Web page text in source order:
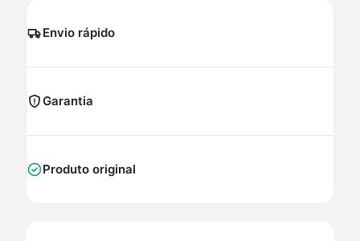
Envio rápido
Garantia
Produto original